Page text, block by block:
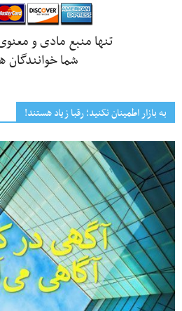
تنها منبع مادی و
شما خوانندگان
به بازار اطمینان نکنید؛ رقبا زیاد هستند!